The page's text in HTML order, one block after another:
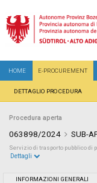
HOME E-PROCUREMENT
DETTAGLIO PROCEDURA
Procedura aperta
063898/2024 SUB-
Servizio di trasporto pubblico di
Dettagli
INFORMAZIONI GENERALI